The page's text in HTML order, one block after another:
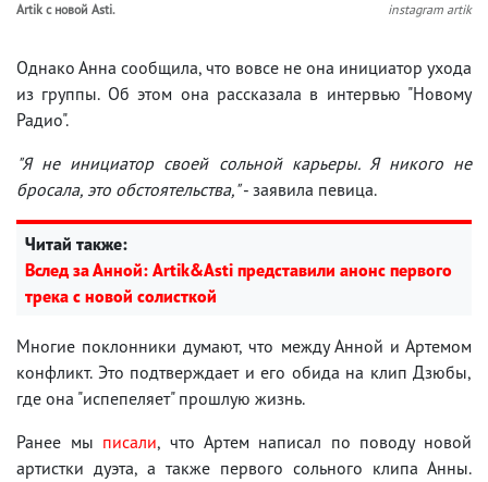
Artik с новой Asti. instagram artik
Однако Анна сообщила, что вовсе не она инициатор ухода
из группы. Об этом она рассказала в интервью "Новому
Радио".
"Я не инициатор своей сольной карьеры. Я никого не
бросала, это обстоятельства,"- заявила певица.
Читай также:
Вслед за Анной: Artik&Asti представили анонс первого
трека с новой солисткой
Многие поклонники думают, что между Анной и Артемом
конфликт. Это подтверждает и его обида на клип Дзюбы,
где она "испепеляет" прошлую жизнь.
Ранее мы писали, что Артем написал по поводу новой
артистки дуэта, а также первого сольного клипа Анны.